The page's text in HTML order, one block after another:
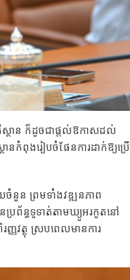
គីស្ថាន ក៏ដូចជាផ្តល់ឱកាសដល់
នកំពុងរៀបចំផែនការដាក់ឱ្យប្រើ
នួន ព្រមទាំងវឌ្ឍនភាព
ប្រព័ន្ធទូទាត់តាមឃ្យូអរកូតនៅ
ញវត្ថុ ស្របពេលមានការ